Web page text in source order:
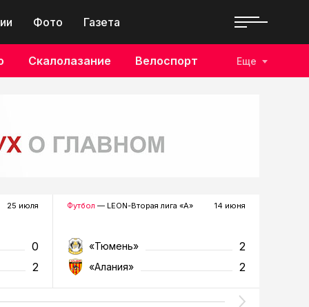
Фото Газета
Скалолазание Велоспорт Еще
25 июля
0
2
Футбол — LEON-Вторая лига «А» 14 июня
«Тюмень» 2
«Алания» 2